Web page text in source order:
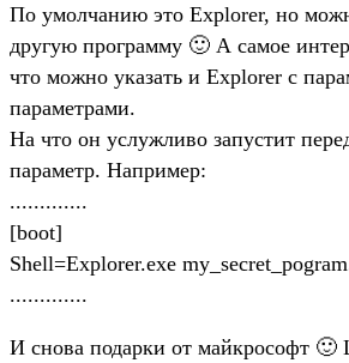
По умолчанию это Explorer, но
другую программу 🙂 А самое
что можно указать и Explorer с
параметрами.
На что он услужливо запустит
параметр. Например:
.............
[boot]
Shell=Explorer.exe
.............
И снова подарки от майкрософт